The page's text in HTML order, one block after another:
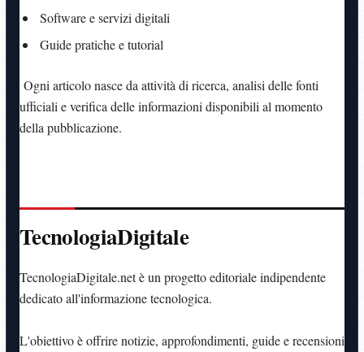
Software e servizi digitali
Guide pratiche e tutorial
Ogni articolo nasce da attività di ricerca, analisi delle fonti
ufficiali e verifica delle informazioni disponibili al momento
della pubblicazione.
TecnologiaDigitale
TecnologiaDigitale.net è un progetto editoriale indipendente
dedicato all'informazione tecnologica.
L'obiettivo è offrire notizie, approfondimenti, guide e recensioni